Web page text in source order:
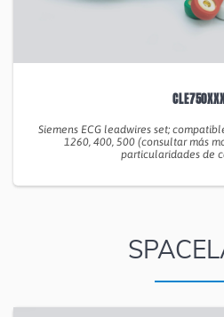
Siemens ECG leadwires set;
1260, 400, 500 (consultar más
particularidades de